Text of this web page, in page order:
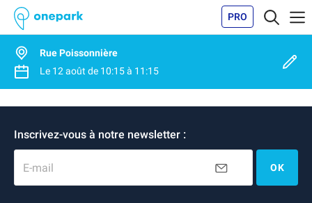
PRO
Rue Poissonnière
Le 12 août de 10:15à 11:15
Inscrivez-vous à notre newsletter :
E-mail OK